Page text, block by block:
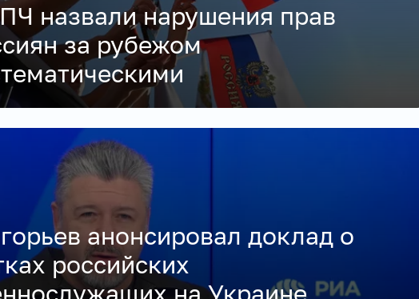
назвали нарушения прав
за рубежом
анонсировал доклад о
российских
на Украине